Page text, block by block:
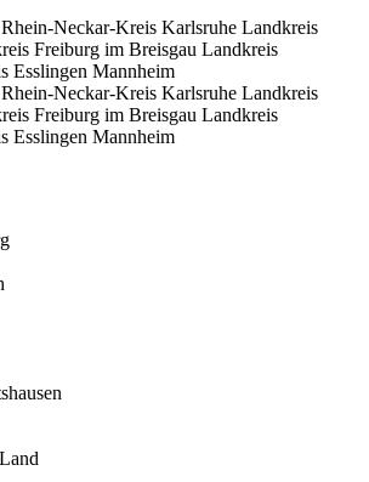
Rhein-Neckar-Kreis Karlsruhe Landkreis
Freiburg im Breisgau Landkreis
Esslingen Mannheim
Rhein-Neckar-Kreis Karlsruhe Landkreis
Freiburg im Breisgau Landkreis
Esslingen Mannheim